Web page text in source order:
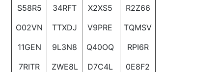
S58R5
O02VN
11GEN
7RITR
34RFT
TTXDJ
9L3N8
ZWE8L
X2XS5
V9PRE
Q40OQ
D7C4L
R2Z66
TQMSV
RPI6R
0E8F2